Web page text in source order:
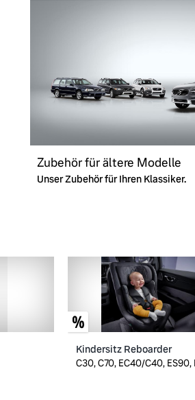
Zubehör für ältere Modelle
Unser Zubehör für Ihren Klassiker.
Kindersitz Reboarder
C30, C70, EC40/C40, ES90,